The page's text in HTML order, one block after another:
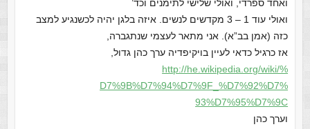
ואחד ספרדי, ואולי שלישי לתימנים וכד’
ואולי עוד 1 – 3 מקדשים לנשים. איזה בלגן יהיה לכשנגיע למצב
כזה (אמן בב”א). אני מתאר לעצמי שנתגברה,
אז כרגיל כדאי לעיין בויקיפדיה ערך כהן גדול,
http://he.wikipedia.org/wiki/%
D7%9B%D7%94%D7%9F_%D7%92%D7%
93%D7%95%D7%9C
וערך כהן